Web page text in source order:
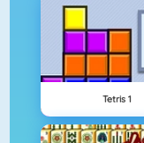
Tetris 1